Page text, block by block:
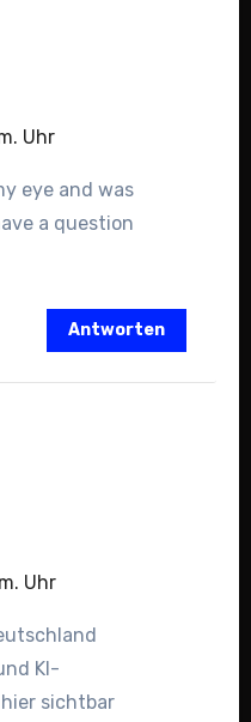
Uhr
eye and was
a question
Antworten
Uhr
KI-
sichtbar